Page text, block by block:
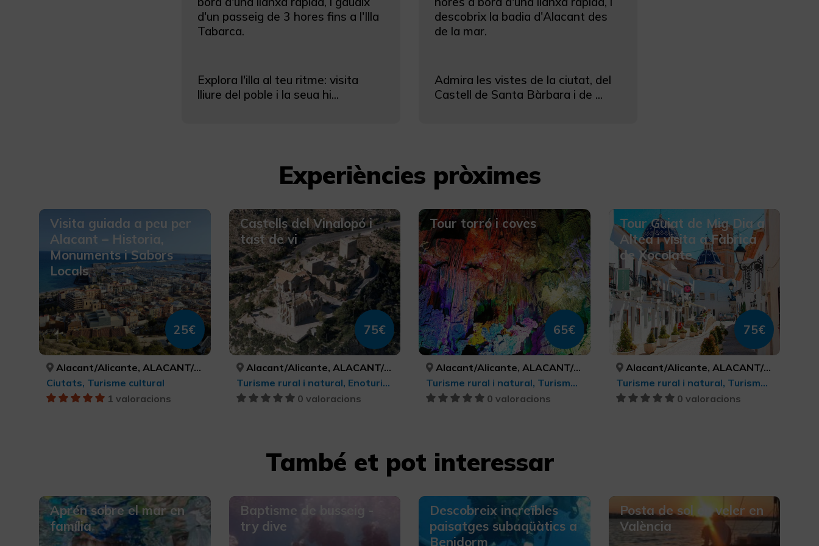
d'un passeig de 3 hores fins a l'Illa
Tabarca.
Explora l'illa al teu ritme: visita
lliure del poble i la seua hi...
descobrix la badia d'Alacant des
de la mar.
Admira les vistes de la ciutat, del
Castell de Santa Bàrbara i de ...
Experiències pròximes
Visita guiada a peu per
Alacant – Historia,
Monuments i Sabors
Locals
25€
Alacant/Alicante, ALACANT/ALICANTE
Ciutats, Turisme cultural
1 valoracions
Castells del Vinalopó i
tast de vi
75€
Alacant/Alicante, ALACANT/ALICANTE
Turisme rural i natural, Enoturisme, Turisme cultural
0 valoracions
Tour torró i coves
65€
Alacant/Alicante, ALACANT/ALICANTE
Turisme rural i natural, Turisme gastronòmic, Turisme cultural
0 valoracions
Tour Guiat de Mig Dia a
Altea i visita a Fàbrica
de Xocolate
75€
Alacant/Alicante, ALACANT/ALICANTE
Turisme rural i natural, Turisme gastronòmic, Turisme cultural
0 valoracions
També et pot interessar
Aprén sobre el mar en
família
Baptisme de busseig -
try dive
Descobreix increïbles
paisatges subaqüàtics a
Benidorm
Posta de sol en veler en
València